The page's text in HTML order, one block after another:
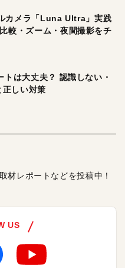
カメラ「Luna Ultra」実践
較・ズーム・夜間撮影をチ
トは大丈夫？ 認識しない・
正しい対策
材レポートなどを投稿中！
US